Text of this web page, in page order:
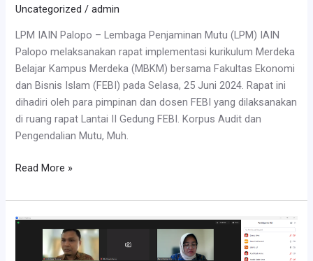
Uncategorized /admin
LPM IAIN Palopo – Lembaga Penjaminan Mutu (LPM) IAIN
Palopo melaksanakan rapat implementasi kurikulum Merdeka
Belajar Kampus Merdeka (MBKM) bersama Fakultas Ekonomi
dan Bisnis Islam (FEBI) pada Selasa, 25 Juni 2024. Rapat ini
dihadiri oleh para pimpinan dan dosen FEBI yang dilaksanakan
di ruang rapat Lantai II Gedung FEBI. Korpus Audit dan
Pengendalian Mutu, Muh.
LPM
FEBI
IAIN
Read More »